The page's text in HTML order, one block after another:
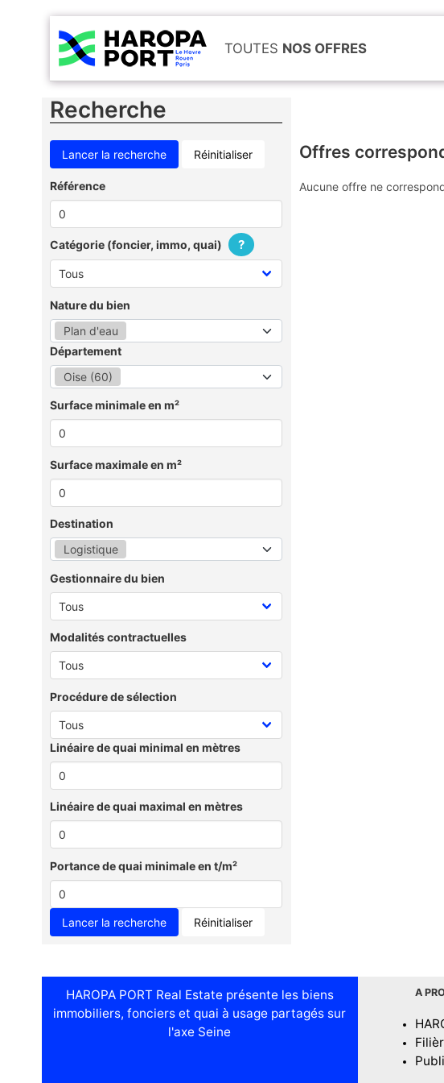
TOUTES NOS OFFRES
Recherche
Réinitialiser
Référence
Catégorie (foncier, immo, quai) ?
Nature du bien
Plan d'eau
Département
Oise (60)
Surface minimale en m²
Surface maximale en m²
Destination
Logistique
Gestionnaire du bien
Modalités contractuelles
Procédure de sélection
Linéaire de quai minimal en mètres
Linéaire de quai maximal en mètres
Portance de quai minimale en t/m²
Réinitialiser
Offres
Aucune offre ne
HAROPA PORT Real Estate présente les biens
immobiliers, fonciers et quai à usage partagés sur
l'axe Seine
A